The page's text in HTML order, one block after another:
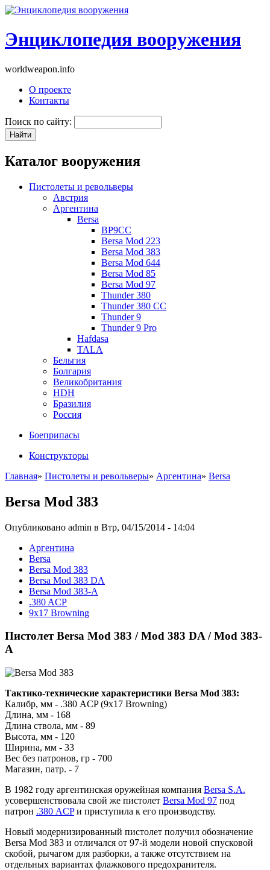
Энциклопедия вооружения
worldweapon.info
О проекте
Контакты
Поиск по сайту:
Каталог вооружения
Пистолеты и револьверы
Австрия
Аргентина
Bersa
BP9CC
Bersa Mod 223
Bersa Mod 383
Bersa Mod 644
Bersa Mod 85
Bersa Mod 97
Thunder 380
Thunder 380 CC
Thunder 9
Thunder 9 Pro
Hafdasa
TALA
Бельгия
Болгария
Великобритания
HDH
Бразилия
Россия
Боеприпасы
Конструкторы
Главная» Пистолеты и револьверы» Аргентина» Bersa
Bersa Mod 383
Опубликовано admin в Втр, 04/15/2014 - 14:04
Аргентина
Bersa
Bersa Mod 383
Bersa Mod 383 DA
Bersa Mod 383-A
.380 ACP
9x17 Browning
Пистолет Bersa Mod 383 / Mod 383 DA / Mod 383-
A
Тактико-технические характеристики Bersa Mod 383:
Калибр, мм - .380 ACP (9x17 Browning)
Длина, мм - 168
Длина ствола, мм - 89
Высота, мм - 120
Ширина, мм - 33
Вес без патронов, гр - 700
Магазин, патр. - 7
В 1982 году аргентинская оружейная компания Bersa S.A.
усовершенствовала свой же пистолет Bersa Mod 97 под
патрон .380 ACPи приступила к его производству.
Новый модернизированный пистолет получил обозначение
Bersa Mod 383 и отличался от 97-й модели новой спусковой
скобой, рычагом для разборки, а также отсутствием на
отдельных вариантах флажкового предохранителя.